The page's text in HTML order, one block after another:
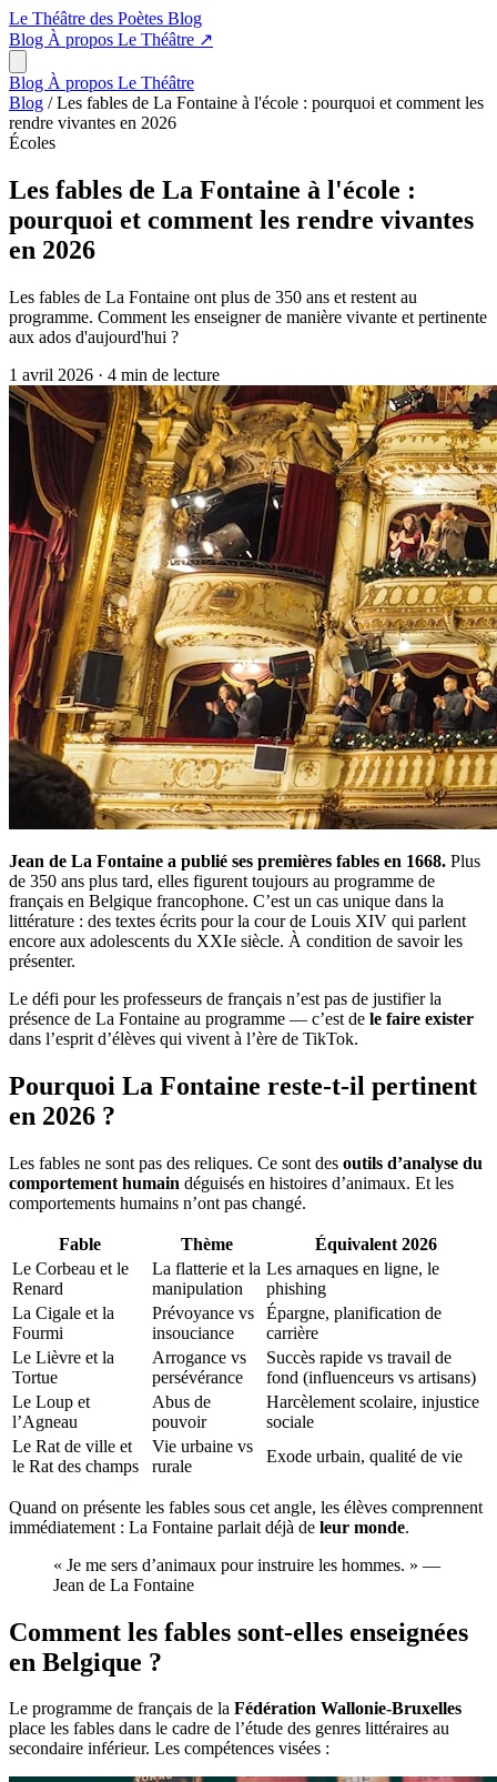
Le Théâtre des Poètes Blog
Blog À propos Le Théâtre ↗
Blog À propos Le Théâtre
Blog / Les fables de La Fontaine à l'école : pourquoi et comment les
rendre vivantes en 2026
Écoles
Les fables de La Fontaine à l'école :
pourquoi et comment les rendre vivantes
en 2026
Les fables de La Fontaine ont plus de 350 ans et restent au
programme. Comment les enseigner de manière vivante et pertinente
aux ados d'aujourd'hui ?
1 avril 2026 · 4 min de lecture
Jean de La Fontaine a publié ses premières fables en 1668. Plus
de 350 ans plus tard, elles figurent toujours au programme de
français en Belgique francophone. C’est un cas unique dans la
littérature : des textes écrits pour la cour de Louis XIV qui parlent
encore aux adolescents du XXIe siècle. À condition de savoir les
présenter.
Le défi pour les professeurs de français n’est pas de justifier la
présence de La Fontaine au programme — c’est de le faire exister
dans l’esprit d’élèves qui vivent à l’ère de TikTok.
Pourquoi La Fontaine reste-t-il pertinent
en 2026 ?
Les fables ne sont pas des reliques. Ce sont des outils d’analyse du
comportement humain déguisés en histoires d’animaux. Et les
comportements humains n’ont pas changé.
Fable Thème
Équivalent 2026
Le Corbeau et le
Renard
La flatterie et la
manipulation
Les arnaques en ligne, le
phishing
La Cigale et la
Fourmi
Prévoyance vs
insouciance
Épargne, planification de
carrière
Le Lièvre et la
Tortue
Arrogance vs
persévérance
Succès rapide vs travail de
fond (influenceurs vs artisans)
Le Loup et
l’Agneau
Abus de
pouvoir
Harcèlement scolaire, injustice
sociale
Le Rat de ville et
le Rat des champs
Vie urbaine vs
rurale
Exode urbain, qualité de vie
Quand on présente les fables sous cet angle, les élèves comprennent
immédiatement : La Fontaine parlait déjà de leur monde.
« Je me sers d’animaux pour instruire les hommes. » —
Jean de La Fontaine
Comment les fables sont-elles enseignées
en Belgique ?
Le programme de français de la Fédération Wallonie-Bruxelles
place les fables dans le cadre de l’étude des genres littéraires au
secondaire inférieur. Les compétences visées :